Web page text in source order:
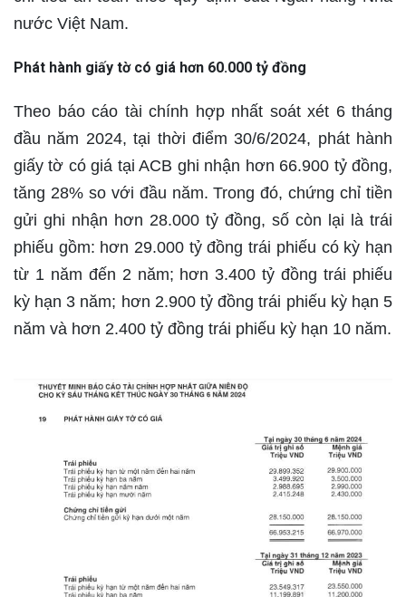
nước Việt Nam.
Phát hành giấy tờ có giá hơn 60.000 tỷ đồng
Theo báo cáo tài chính hợp nhất soát xét 6 tháng
đầu năm 2024, tại thời điểm 30/6/2024, phát hành
giấy tờ có giá tại ACB ghi nhận hơn 66.900 tỷ đồng,
tăng 28% so với đầu năm. Trong đó, chứng chỉ tiền
gửi ghi nhận hơn 28.000 tỷ đồng, số còn lại là trái
phiếu gồm: hơn 29.000 tỷ đồng trái phiếu có kỳ hạn
từ 1 năm đến 2 năm; hơn 3.400 tỷ đồng trái phiếu
kỳ hạn 3 năm; hơn 2.900 tỷ đồng trái phiếu kỳ hạn 5
năm và hơn 2.400 tỷ đồng trái phiếu kỳ hạn 10 năm.